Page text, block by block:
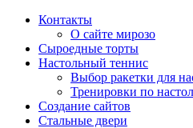
Контакты
О сайте мирозо
Сыроедные торты
Настольный теннис
Выбор ракетки для
Тренировки по
Создание сайтов
Стальные двери